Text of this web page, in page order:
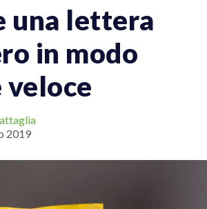
una lettera
in modo
veloce
2019